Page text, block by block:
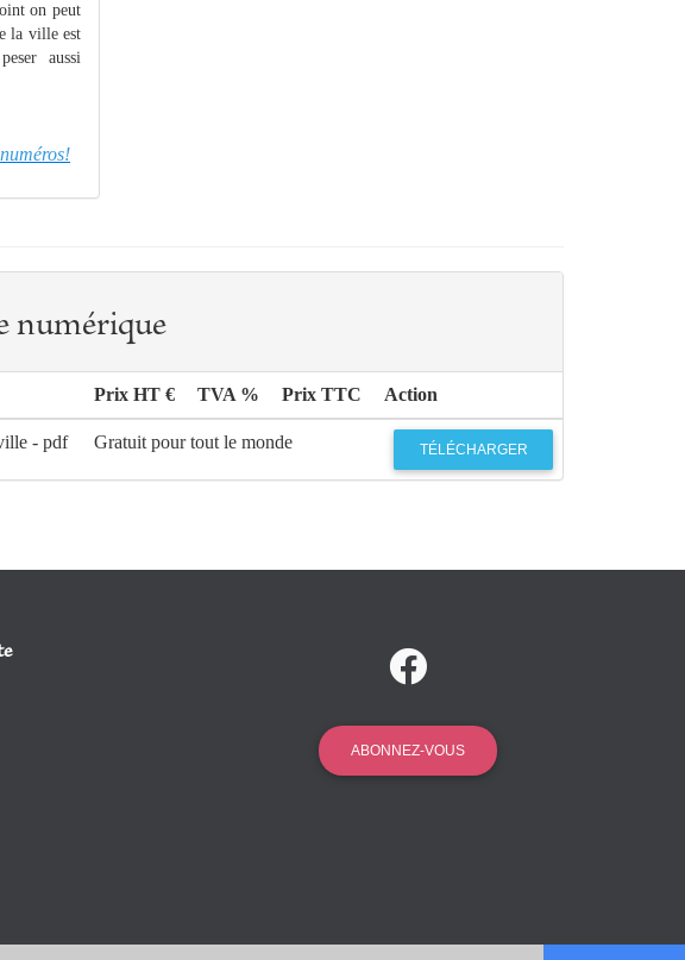
on peut
la ville est
aussi
numérique
Prix HT € TVA % Prix TTC Action
- pdf Gratuit pour tout le monde TÉLÉCHARGER
ABONNEZ-VOUS